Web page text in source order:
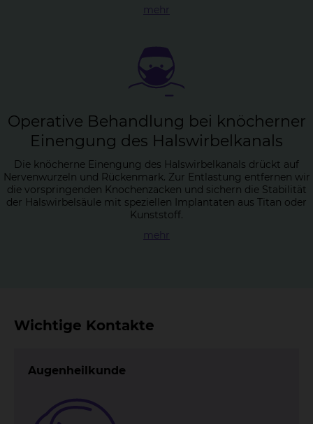
mehr
Ope­ra­ti­ve Be­hand­lung bei knö­cher­ner
Ein­engung des Hals­wir­bel­ka­nals
Die knöcherne Einengung des Halswirbelkanals drückt auf
Nervenwurzeln und Rückenmark. Zur Entlastung entfernen wir
die vorspringenden Knochenzacken und sichern die Stabilität
der Halswirbelsäule mit speziellen Implantaten aus Titan oder
Kunststoff.
mehr
Wichtige Kontakte
Augenheilkunde